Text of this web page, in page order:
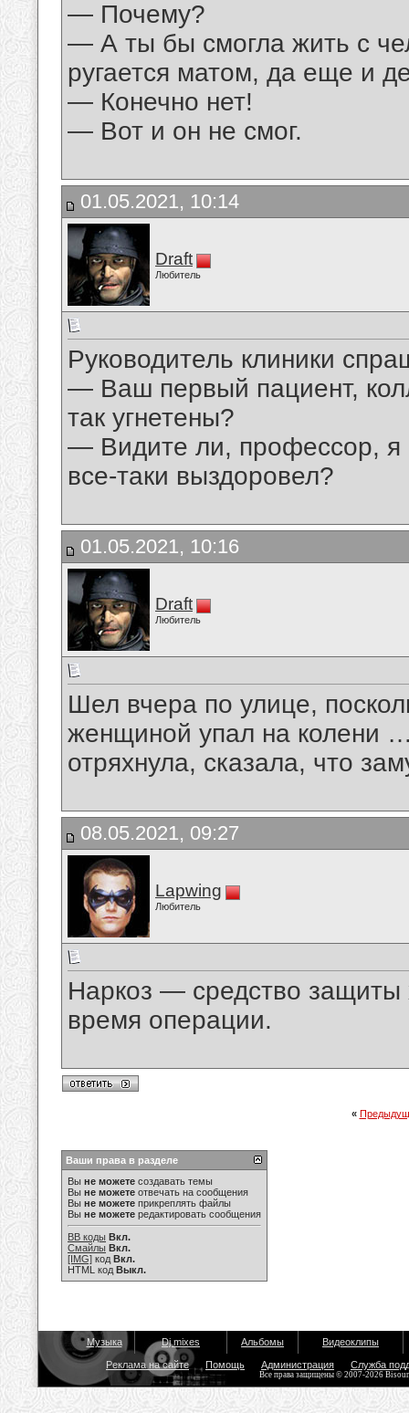
— Почему?
— А ты бы смогла жить с
ругается матом, да еще и
— Конечно нет!
— Вот и он не смог.
01.05.2021, 10:14
Draft
Любитель
Руководитель клиники
— Ваш первый пациент,
так угнетены?
— Видите ли, профессор, я
все-таки выздоровел?
01.05.2021, 10:16
Draft
Любитель
Шел вчера по улице,
женщиной упал на колени
отряхнула, сказала, что
08.05.2021, 09:27
Lapwing
Любитель
Наркоз — средство защиты
время операции.
«
Ваши права в разделе
Вы не можете создавать темы
Вы не можете отвечать на сообщения
Вы не можете прикреплять файлы
Вы не можете редактировать сообщения
BB коды Вкл.
Смайлы Вкл.
[IMG] код Вкл.
HTML код Выкл.
Музыка Dj mixes Альбомы Видеоклипы
Реклама на сайте Помощь Администрация Служба
Все права защищены © 2007-2026